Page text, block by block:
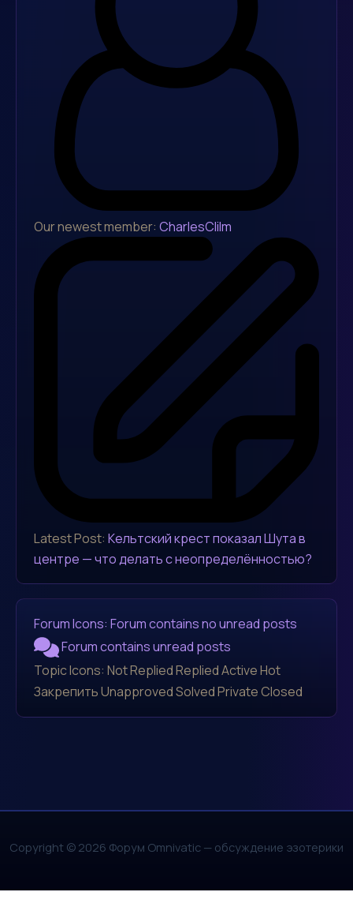
Our newest member: CharlesClilm
Latest Post: Кельтский крест показал Шута в
центре — что делать с неопределённостью?
Forum Icons: Forum contains no unread posts
Forum contains unread posts
Topic Icons: Not RepliedRepliedActiveHot
ЗакрепитьUnapprovedSolvedPrivateClosed
Copyright © 2026 Форум Omnivatic — обсуждение эзотерики